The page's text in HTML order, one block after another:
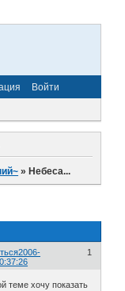
Войти
»Небеса...
1
2006-
теме хочу показать